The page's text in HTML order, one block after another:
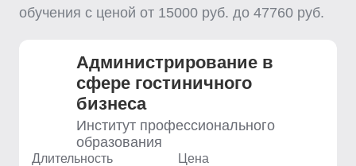
обучения с ценой от 15000 руб. до 47760 руб.
Администрирование в
сфере гостиничного
бизнеса
Институт профессионального
образования
Длительность
Цена